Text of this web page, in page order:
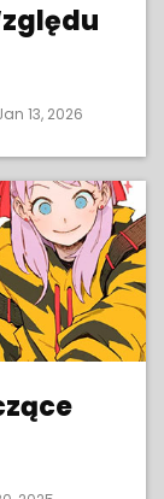
13, 2026